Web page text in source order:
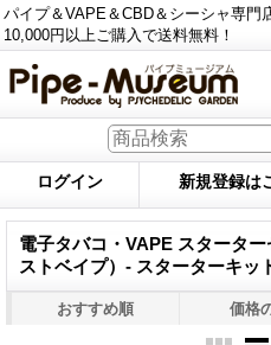
パイプ＆VAPE＆CBD＆シーシャ専門
10,000円以上ご購入で送料無料！
ログイン 新規登録は
電子タバコ・VAPE スタータ
ストベイプ）- スターターキッ
おすすめ順 価格